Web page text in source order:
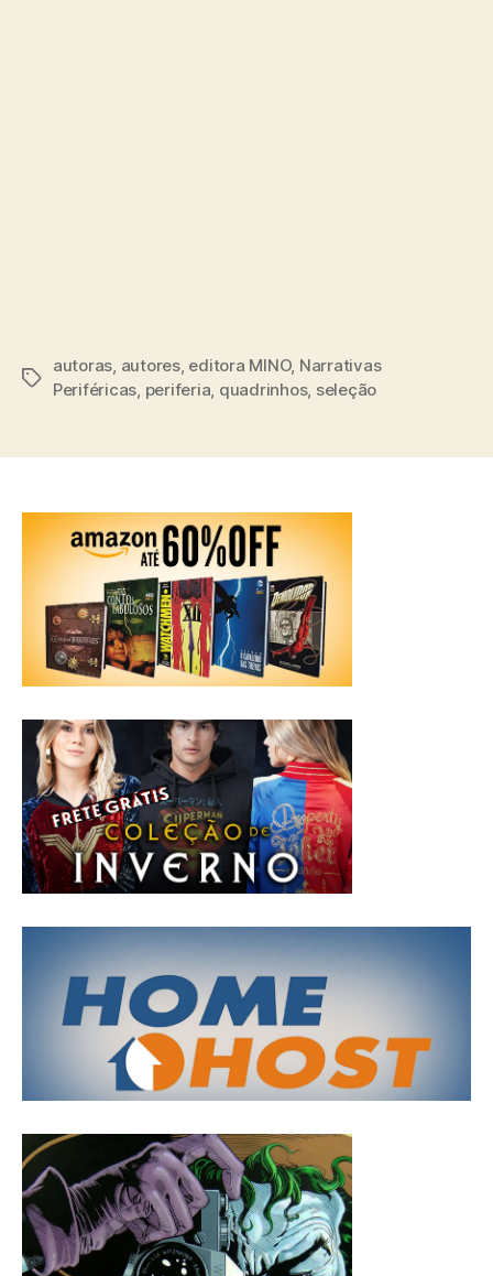
Tags
autoras, autores, editora MINO, Narrativas
Periféricas, periferia, quadrinhos, seleção